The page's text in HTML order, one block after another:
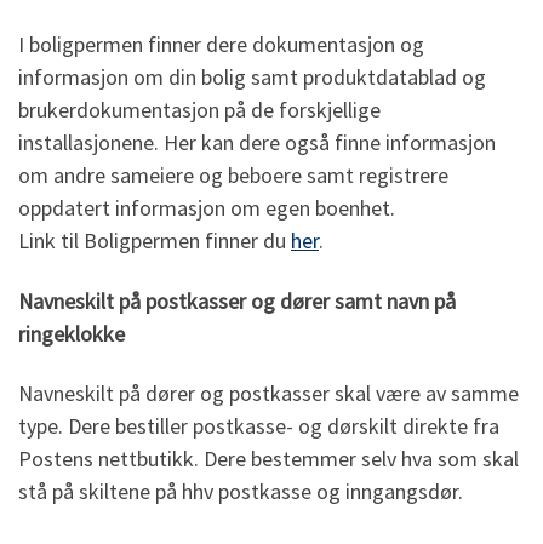
I boligpermen finner dere dokumentasjon og
informasjon om din bolig samt produktdatablad og
brukerdokumentasjon på de forskjellige
installasjonene. Her kan dere også finne informasjon
om andre sameiere og beboere samt registrere
oppdatert informasjon om egen boenhet.
Link til Boligpermen finner du her.
Navneskilt på postkasser og dører samt navn på
ringeklokke
Navneskilt på dører og postkasser skal være av samme
type. Dere bestiller postkasse- og dørskilt direkte fra
Postens nettbutikk. Dere bestemmer selv hva som skal
stå på skiltene på hhv postkasse og inngangsdør.